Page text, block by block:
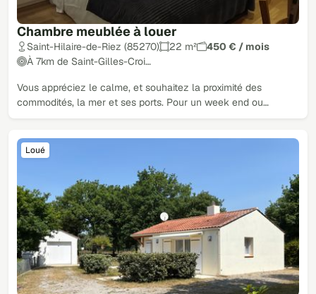
Chambre meublée à louer
Saint-Hilaire-de-Riez (85270) 22 m²
450 € / mois
À 7km de Saint-Gilles-Croi…
Vous appréciez le calme, et souhaitez la proximité des
commodités, la mer et ses ports. Pour un week end ou…
Loué